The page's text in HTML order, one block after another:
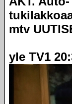
mtv
yle TV1